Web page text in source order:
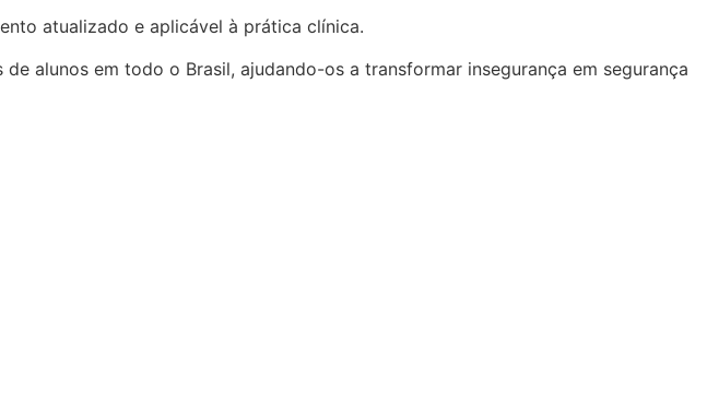
atualizado e aplicável à prática clínica.
alunos em todo o Brasil, ajudando-os a transformar insegurança em segurança